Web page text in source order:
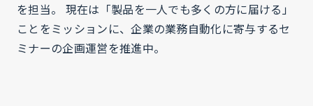
を担当。 現在は「製品を一人でも多くの方に届ける」
ことをミッションに、企業の業務自動化に寄与するセ
ミナーの企画運営を推進中。